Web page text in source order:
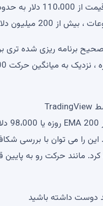
برنامه ریزی شده تری
مشاهده کرد. مانند حرکت رو
دوست داشته باشید